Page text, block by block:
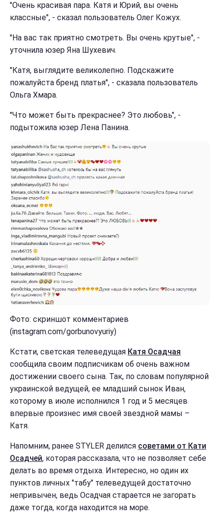
"Очень красивая пара. Катя и Юрий, вы очень
классные", - сказал пользователь Олег Кожух.
"На вас так приятно смотреть. Вы очень крутые", -
уточнила юзер Яна Шухевич.
"Катя, выглядите великолепно. Подскажите
пожалуйста бренд платья", - сказала пользователь
Ольга Хмара.
"Что может быть прекраснее? Это любовь", -
подытожила юзер Лена Панина.
Фото: скриншот комментариев
(instagram.com/gorbunovyuriy)
Кстати, светская телеведущая Катя Осадчая
сообщила своим подписчикам об очень важном
достижении своего сына. Так, по словам популярной
украинской ведущей, ее младший сынок Иван,
которому в июле исполнился 1 год и 5 месяцев
впервые произнес имя своей звездной мамы –
Катя.
Напомним, ранее STYLER делился советами от Кати
Осадчей, которая рассказала, что не позволяет себе
делать во время отдыха. Интересно, но один их
пунктов личных "табу" телеведущей достаточно
непривычен, ведь Осадчая старается не загорать
даже тогда, когда находится на море.